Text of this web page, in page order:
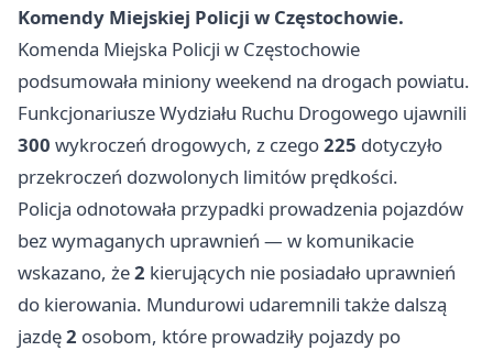
Komendy Miejskiej Policji w Częstochowie.
Komenda Miejska Policji w Częstochowie
podsumowała miniony weekend na drogach powiatu.
Funkcjonariusze Wydziału Ruchu Drogowego ujawnili
300 wykroczeń drogowych, z czego225 dotyczyło
przekroczeń dozwolonych limitów prędkości.
Policja odnotowała przypadki prowadzenia pojazdów
bez wymaganych uprawnień — w komunikacie
wskazano, że2 kierujących nie posiadało uprawnień
do kierowania. Mundurowi udaremnili także dalszą
jazdę2 osobom, które prowadziły pojazdy po